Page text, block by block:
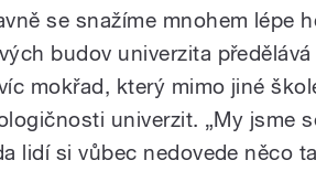
se snažíme mnohem lépe
budov univerzita
mokřad, který mimo jiné
univerzit. „My jsme
lidí si vůbec nedovede něco